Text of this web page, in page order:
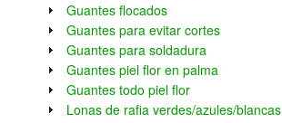
Guantes flocados
Guantes para evitar cortes
Guantes para soldadura
Guantes piel flor en palma
Guantes todo piel flor
Lonas de rafia verdes/azules/blancas